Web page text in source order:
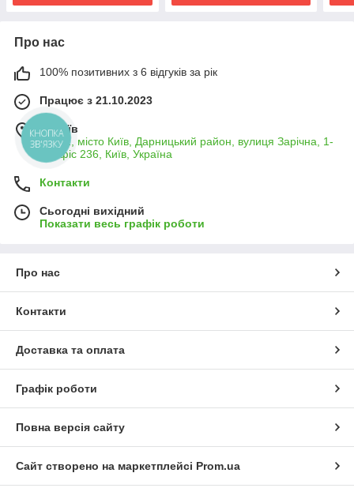
Про нас
100% позитивних з 6 відгуків за рік
Працює з 21.10.2023
м. Київ
02132, місто Київ, Дарницький район, вулиця Зарічна, 1-
Б, офіс 236, Київ, Україна
Контакти
Сьогодні вихідний
Показати весь графік роботи
Про нас
Контакти
Доставка та оплата
Графік роботи
Повна версія сайту
Сайт створено на маркетплейсі Prom.ua